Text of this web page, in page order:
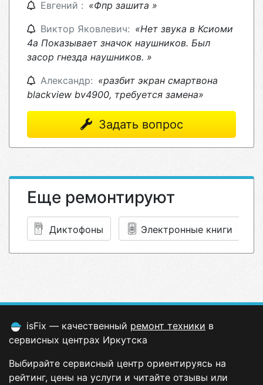
Евгений : «Фпр зашита »
Виктор Яковлевич: «Нет звука в Ксиоми
4а Показывает значок наушников. Был
засор гнезда наушников. »
Александр: «разбит экран смартвона
blackview bv4900, требуется замена»
Задать вопрос
Еще ремонтируют
Диктофоны Электронные книги
isFix — качественный ремонт техники в
сервисных центрах Иркутска
Выбирайте сервисный центр ориентируясь на
рейтинг, цены на услуги и читайте отзывы или